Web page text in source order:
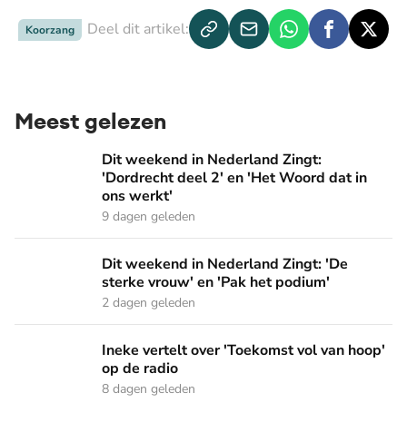
Koorzang Deel dit artikel:
Meest gelezen
Dit weekend in Nederland Zingt: 'Dordrecht deel 2' en
Dit weekend in Nederland Zingt:
'Dordrecht deel 2' en 'Het Woord dat in
ons werkt'
9 dagen geleden
Dit weekend in Nederland Zingt: 'De sterke vrouw' en 'Pak
Dit weekend in Nederland Zingt: 'De
sterke vrouw' en 'Pak het podium'
2 dagen geleden
Ineke vertelt over 'Toekomst vol van hoop' op de radio
Ineke vertelt over 'Toekomst vol van hoop'
op de radio
8 dagen geleden